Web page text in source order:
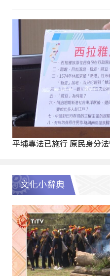
平埔專法已施行 原民身分
文化小辭典